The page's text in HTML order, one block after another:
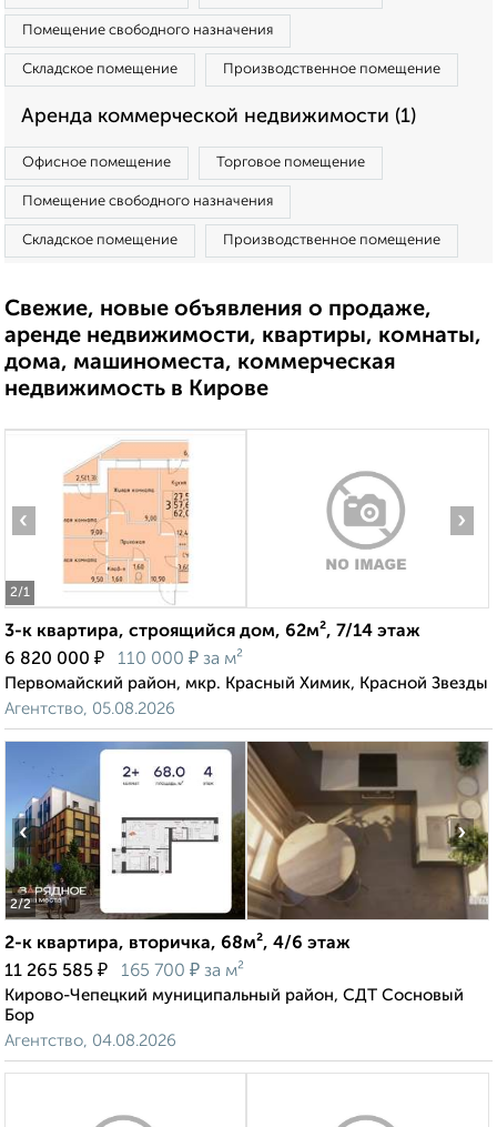
Помещение свободного назначения
Складское помещение Производственное помещение
Аренда коммерческой недвижимости (1)
Офисное помещение Торговое помещение
Помещение свободного назначения
Складское помещение Производственное помещение
Свежие, новые объявления о продаже,
аренде недвижимости, квартиры, комнаты,
дома, машиноместа, коммерческая
недвижимость в Кирове
2/1
‹ ›
3-к квартира, строящийся дом, 62м², 7/14 этаж
6 820 000 ₽ 110 000 ₽ за м²
Первомайский район, мкр. Красный Химик, Красной Звезды
Агентство, 05.08.2026
2/2
‹ ›
2-к квартира, вторичка, 68м², 4/6 этаж
11 265 585 ₽ 165 700 ₽ за м²
Кирово-Чепецкий муниципальный район, СДТ Сосновый
Бор
Агентство, 04.08.2026